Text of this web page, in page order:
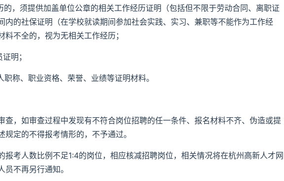
的，须提供加盖单位公章的相关工作经历证明（包括但不限于劳动合同、离职证
内的社保证明（在学校就读期间参加社会实践、实习、兼职等不能作为工作经
不全的，视为无相关工作经历；
明；
称、职业资格、荣誉、业绩等证明材料。
查，如审查过程中发现有不符合岗位招聘的任一条件、报名材料不齐、伪造或提
定的不得报考情形的，不予通过。
报考人数比例不足1:4的岗位，相应核减招聘岗位，相关情况将在杭州高新人才网
不再另行通知。